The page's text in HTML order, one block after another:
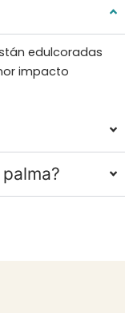
edulcoradas
impacto